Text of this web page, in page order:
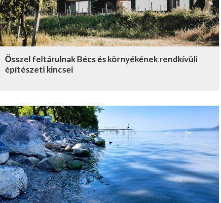
Ősszel feltárulnak Bécs és környékének rendkívüli
építészeti kincsei